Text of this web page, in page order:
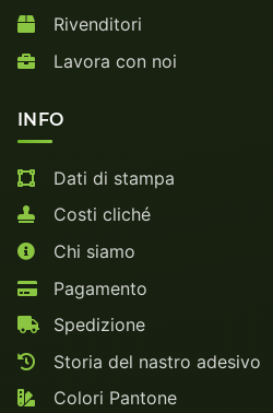
Rivenditori
Lavora con noi
INFO
Dati di stampa
Costi cliché
Chi siamo
Pagamento
Spedizione
Storia del nastro adesivo
Colori Pantone